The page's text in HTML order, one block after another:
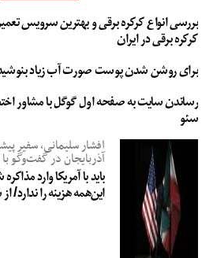
بررسی انواع کرکره برقی و بهترین سرویس
کرکره برقی در ایران
برای روشن شدن پوست صورت آب زیاد
رساندن سایت به صفحه اول گوگل با مشاور
سئو
افشار سلیمانی، سفیر
آذربایجان در گفت‌وگو
باید با آمریکا وارد
این‌همه هزینه را ندارد/